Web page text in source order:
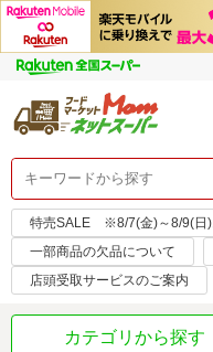
特売SALE ※8/7(金)～8/9(日)
一部商品の欠品について
店頭受取サービスのご案内
カテゴリから探す